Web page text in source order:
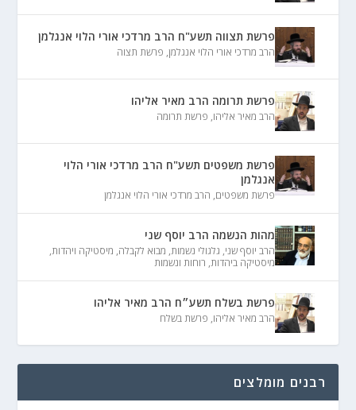
פרשת תצווה תשע"ח הרב מרדכי אורי הלוי אנגלמן
הרב מרדכי אורי הלוי אנגלמן, פרשת תצוה
פרשת תרומה הרב מאיר אליהו
הרב מאיר אליהו, פרשת תרומה
פרשת משפטים תשע"ח הרב מרדכי אורי הלוי
אנגלמן
פרשת משפטים, הרב מרדכי אורי הלוי אנגלמן
מהות הנשמה הרב יוסף שני
הרב יוסף שני, גלגולי נשמות, מבוא לקבלה, מיסטיקה ויהדות,
מיסטיקה ביהדות, רוחות ונשמות
פרשת בשלח תשע״ח הרב מאיר אליהו
הרב מאיר אליהו, פרשת בשלח
רבנים מומלצים